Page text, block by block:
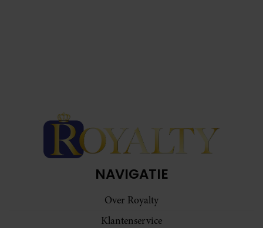
NAVIGATIE
Over Royalty
Klantenservice